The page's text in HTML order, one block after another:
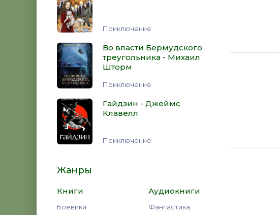
Приключение
Во власти Бермудского
треугольника - Михаил
Шторм
Приключение
Гайдзин - Джеймс
Клавелл
Приключение
Жанры
Книги
Боевики
Аудиокниги
Фантастика